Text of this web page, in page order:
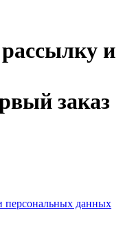
и
заказ
персональных данных